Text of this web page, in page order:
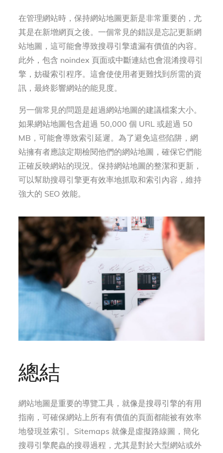
在管理網站時，保持網站地圖更新是非常重要的，尤
其是在新增網頁之後。一個常見的錯誤是忘記更新網
站地圖，這可能會導致搜尋引擎遺漏有價值的內容。
此外，包含 noindex 頁面或中斷連結也會混淆搜尋引
擎，妨礙索引程序。這會使使用者更難找到所需的資
訊，最終影響網站的能見度。
另一個常見的問題是超過網站地圖的建議檔案大小。
如果網站地圖包含超過 50,000 個 URL 或超過 50
MB，可能會導致索引延遲。為了避免這些陷阱，網
站擁有者應該定期檢閱他們的網站地圖，確保它們能
正確反映網站的現況。保持網站地圖的整潔和更新，
可以幫助搜尋引擎更有效率地抓取和索引內容，維持
強大的 SEO 效能。
總結
網站地圖是重要的導覽工具，就像是搜尋引擎的有用
指南，可確保網站上所有有價值的頁面都能被有效率
地發現並索引。Sitemaps 就像是虛擬路線圖，簡化
搜尋引擎爬蟲的搜尋過程，尤其是對於大型網站或外